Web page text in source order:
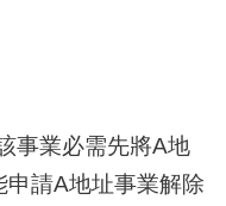
事業必需先將A地
請A地址事業解除